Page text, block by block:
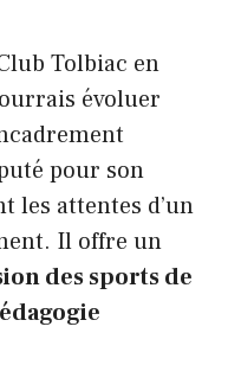
Tolbiac en
évoluer
pour son
les attentes d’un
Il offre un
des sports de